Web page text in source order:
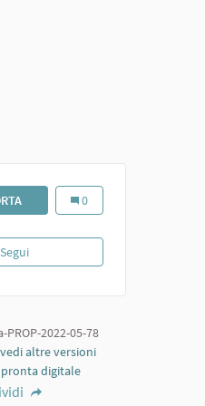
VERDE CON PANCHINE
Verde con panchine
0
Segui
PROP-2022-05-78
vedi altre versioni
digitale